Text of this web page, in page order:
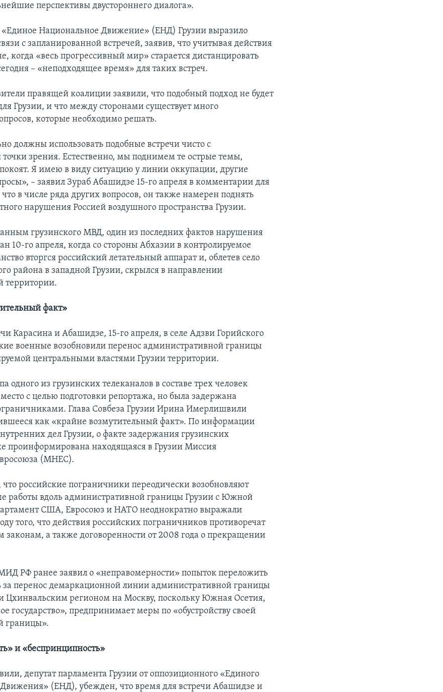
перспективы двустороннего диалога».
Национальное Движение» (ЕНД) Грузии выразило
с запланированной встречей, заявив, что учитывая действия
когда «весь прогрессивный мир» старается дистанцировать
– «неподходящее время» для таких встреч.
правящей коалиции заявили, что подобный подход не будет
Грузии, и что между сторонами существует много
которые необходимо решать.
должны использовать подобные встречи чисто с
зрения. Естественно, мы поднимем те острые темы,
Я имею в виду ситуацию у линии оккупации, другие
– заявил Зураб Абашидзе 15-го апреля в комментарии для
в числе ряда других вопросов, он также намерен поднять
нарушения Россией воздушного пространства Грузии.
грузинского МВД, один из последних фактов нарушения
10-го апреля, когда со стороны Абхазии в контролируемое
вторгся российский летательный аппарат и, облетев село
района в западной Грузии, скрылся в направлении
территории.
факт»
Карасина и Абашидзе, 15-го апреля, в селе Адзви Горийского
военные возобновили перенос административной границы
центральными властями Грузии территории.
одного из грузинских телеканалов в составе трех человек
с целью подготовки репортажа, но была задержана
Глава Совбеза Грузии Ирина Имерлишвили
как «крайне возмутительный факт». По информации
дел Грузии, о факте задержания грузинских
проинформирована находящаяся в Грузии Миссия
(МНЕС).
российские пограничники переодически возобновляют
работы вдоль административной границы Грузии с Южной
США, Евросоюз и НАТО неоднократно выражали
того, что действия российских пограничников противоречат
а также договоренности от 2008 года о прекращении
РФ ранее заявил о «неправомерности» попыток переложить
за перенос демаркационной линии административной границы
Цхинвальским регионом на Москву, поскольку Южная Осетия,
государство», предпринимает меры по «обустройству своей
границы».
и «беспринципность»
депутат парламента Грузии от оппозиционного «Единого
(ЕНД), убежден, что время для встречи Абашидзе и